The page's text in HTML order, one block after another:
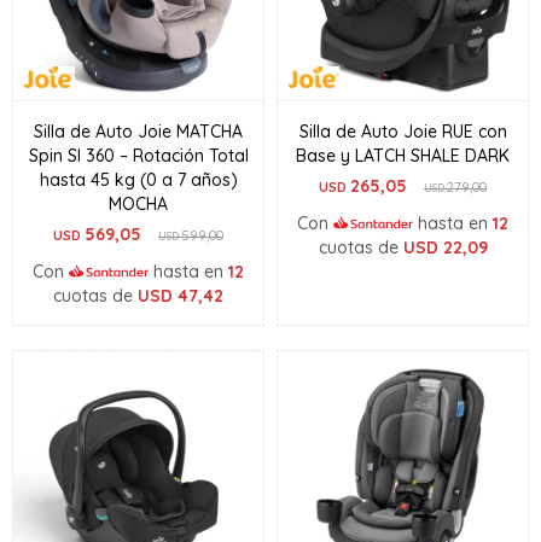
Silla de Auto Joie MATCHA
Spin SI 360 – Rotación Total
hasta 45 kg (0 a 7 años)
MOCHA
USD 569,05 USD599,00
Con hasta en 12
cuotas de USD 47,42
Silla de Auto Joie RUE con
Base y LATCH SHALE DARK
USD 265,05 USD279,00
Con hasta en 12
cuotas de USD 22,09